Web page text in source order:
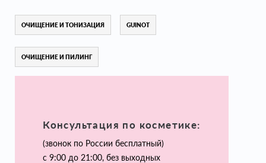
ОЧИЩЕНИЕ И ТОНИЗАЦИЯ GUINOT
ОЧИЩЕНИЕ И ПИЛИНГ
Консультация по косметике:
(звонок по России бесплатный)
с 9:00 до 21:00, без выходных